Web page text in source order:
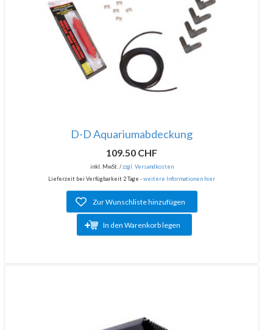
D-D Aquariumabdeckung
109.50 CHF
inkl. MwSt. /zzgl. Versandkosten
Lieferzeit bei Verfügbarkeit 2 Tage -weitere Informationen hier
Zur Wunschliste hinzufügen
In den Warenkorb legen